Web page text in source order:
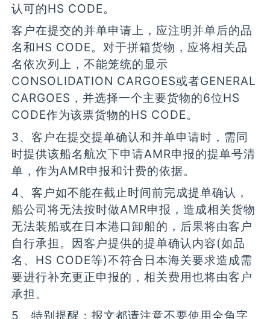
认可的HS CODE。
客户在提交的并单申请上，应注明并单后的品
名和HS CODE。对于拼箱货物，应将相关品
名依次列上，不能笼统的显示
CONSOLIDATION CARGOES或者GENERAL
CARGOES，并选择一个主要货物的6位HS
CODE作为该票货物的HS CODE。
3、客户在提交提单确认和并单申请时，需同
时提供该船名航次下申请AMR申报的提单号清
单，作为AMR申报和计费的依据。
4、客户如不能在截止时间前完成提单确认，
船公司将无法按时做AMR申报，造成相关货物
无法装船或在日本港口卸船的，后果将由客户
自行承担。因客户提供的提单确认内容(如品
名、HS CODE等)不符合日本海关要求造成需
要进行补充更正申报的，相关费用也将由客户
承担。
5、特别提醒：报文都请注意不要使用全角字